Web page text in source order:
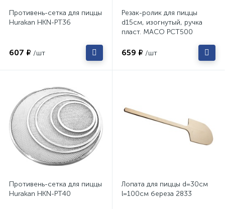
Противень-сетка для пиццы
Hurakan HKN-PT36
607 ₽ /шт
Резак-ролик для пиццы
d15см, изогнутый, ручка
пласт. MACO PCT500
659 ₽ /шт
Противень-сетка для пиццы
Hurakan HKN-PT40
Лопата для пиццы d=30см
l=100см береза 2833